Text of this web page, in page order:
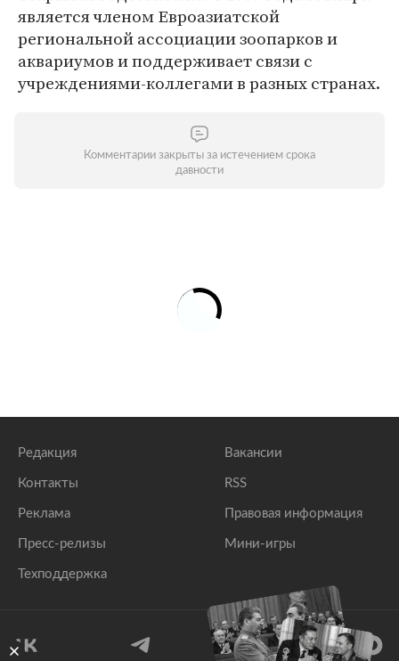
является членом Евроазиатской
региональной ассоциации зоопарков и
аквариумов и поддерживает связи с
учреждениями-коллегами в разных странах.
Комментарии закрыты за истечением срока
давности
Редакция
Контакты
Реклама
Пресс-релизы
Техподдержка
Вакансии
RSS
Правовая информация
Мини-игры